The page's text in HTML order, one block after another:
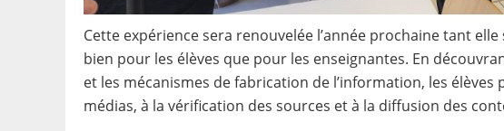
Cette expérience sera renouvelée l’année prochaine tant
bien pour les élèves que pour les enseignantes. En
et les mécanismes de fabrication de l’information, les
médias, à la vérification des sources et à la diffusion des